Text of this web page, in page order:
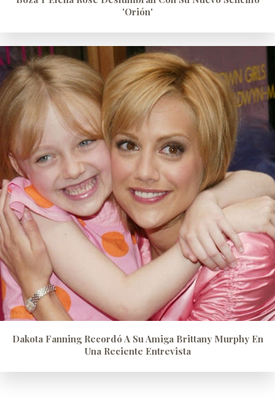
'Orión'
Dakota Fanning Recordó A Su Amiga Brittany Murphy En
Una Reciente Entrevista